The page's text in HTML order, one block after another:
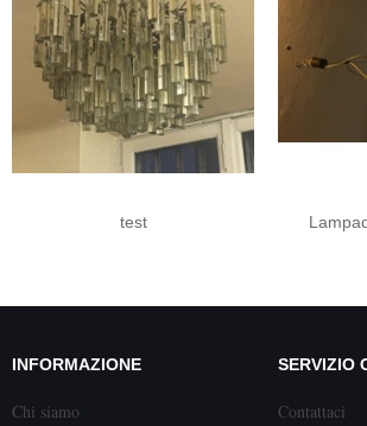
test
INFORMAZIONE
Chi siamo
SERVIZIO
Contattaci